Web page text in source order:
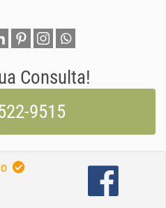
Consulta!
9515